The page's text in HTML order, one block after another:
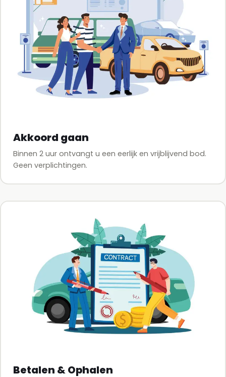
Akkoord gaan
Binnen 2 uur ontvangt u een eerlijk en vrijblijvend bod.
Geen verplichtingen.
Betalen & Ophalen